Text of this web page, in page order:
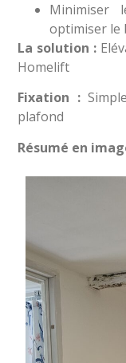
Minimiser
optimiser le
La solution :
Homelift
Fixation :
plafond
Résumé en